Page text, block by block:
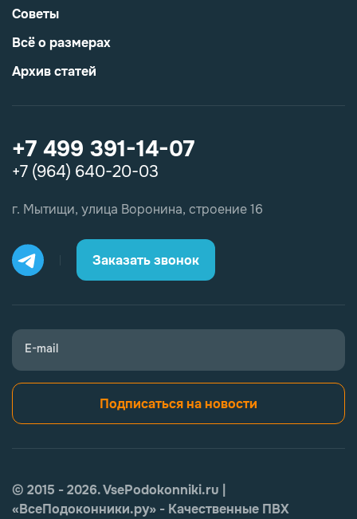
+7 499 391-14-07
+7 (964) 640-20-03
г. Мытищи, улица Воронина, строение 16
Заказать звонок
Советы
Всё о размерах
Архив статей
E-mail
Подписаться на новости
© 2015 - 2026. VsePodokonniki.ru |
«ВсеПодоконники.ру» - Качественные ПВХ